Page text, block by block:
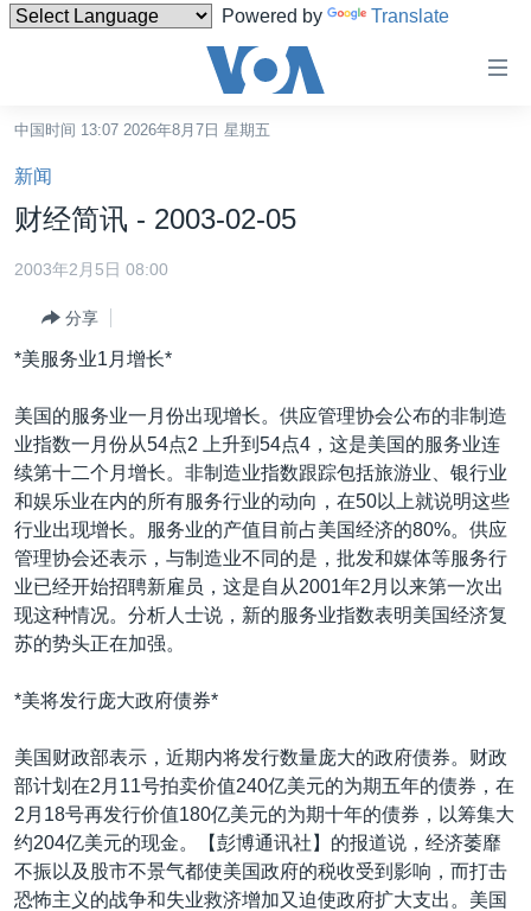
Powered by Translate
碍
链
接
跳
转
容
转
导
航
转
检
索
港澳
国际
最新国际新闻
印太
中东
欧洲
非洲
美洲
分类新闻
经济·金融·贸易
人权·法律·宗教
科教·文娱·体健
军事
劳工
美中关系
热点专题
白宫要闻
国会报道
美中关系
埃博拉疫情
美国之音专访
重要讲话与声明
台海两岸关系
南中国海争端
VOA视频
VOA今日焦点
中文广播
关注我们
其他语言网站
中国时间 13:07 2026年8月7日 星期五
新闻
财经简讯 - 2003-02-05
2003年2月5日 08:00
分享
*美服务业1月增长*
美国的服务业一月份出现增长。供应管理协会公布的非制造
业指数一月份从54点2 上升到54点4，这是美国的服务业连
续第十二个月增长。非制造业指数跟踪包括旅游业、银行业
和娱乐业在内的所有服务行业的动向，在50以上就说明这些
行业出现增长。服务业的产值目前占美国经济的80%。供应
管理协会还表示，与制造业不同的是，批发和媒体等服务行
业已经开始招聘新雇员，这是自从2001年2月以来第一次出
现这种情况。分析人士说，新的服务业指数表明美国经济复
苏的势头正在加强。
*美将发行庞大政府债券*
美国财政部表示，近期内将发行数量庞大的政府债券。财政
部计划在2月11号拍卖价值240亿美元的为期五年的债券，在
2月18号再发行价值180亿美元的为期十年的债券，以筹集大
约204亿美元的现金。【彭博通讯社】的报道说，经济萎靡
不振以及股市不景气都使美国政府的税收受到影响，而打击
恐怖主义的战争和失业救济增加又迫使政府扩大支出。美国